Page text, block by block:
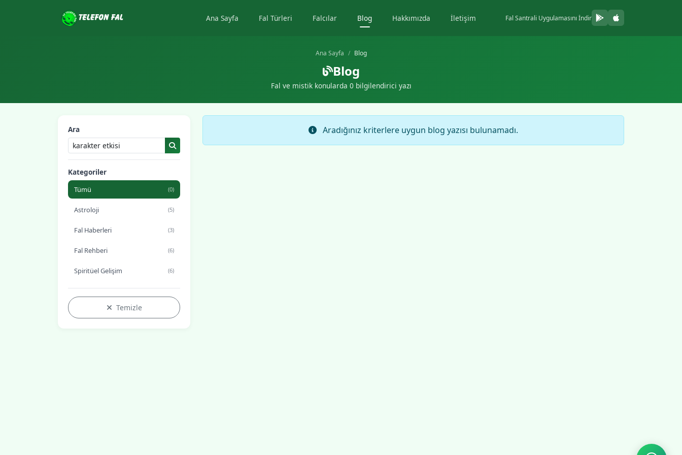
Ana Sayfa Fal Türleri Falcılar Blog Hakkımızda İletişim Fal Santrali Uygulamasını İndir
Ana Sayfa Blog
Blog
Fal ve mistik konularda 0 bilgilendirici yazı
Ara
Kategoriler
Tümü (0)
Astroloji (5)
Fal Haberleri (3)
Fal Rehberi (6)
Spiritüel Gelişim (6)
Temizle
Aradığınız kriterlere uygun blog yazısı bulunamadı.